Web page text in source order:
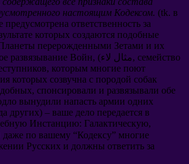
настоящим Кодексом. (tk. в
предусмотрена ответственность за
которых создаются подобные
перерожденными Зетами и их
развязывание Войн , (مثال لاء, семейство
, которым многие поют
которых созвучна с породой собак
, спонсировали и развязывали обе
вынудили напасть армии одних
других) – ваше дело передается в
Инстанцию: Галактическую,
даже по вашему “Кодексу” многие
Русских и должны ответить за